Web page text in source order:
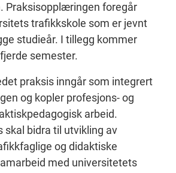
Praksisopplæringen foregår
trafikkskole som er jevnt
studieår. I tillegg kommer
semester.
praksis inngår som integrert
og kopler profesjons- og
arbeid.
skal bidra til utvikling av
og didaktiske
med universitetets